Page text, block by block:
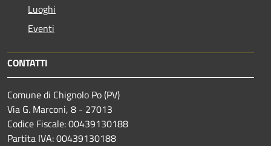
Luoghi
Eventi
CONTATTI
Comune di Chignolo Po (PV)
Via G. Marconi, 8 - 27013
Codice Fiscale: 00439130188
Partita IVA: 00439130188